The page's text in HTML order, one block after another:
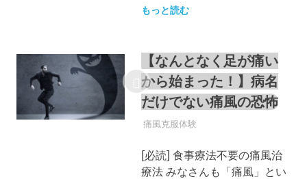
もっと読む
【なんとなく足が痛い
から始まった！】病名
だけでない痛風の恐怖
痛風
痛風克服体験
[必読] 食事療法不要の痛風治
療法 みなさんも「痛風」とい